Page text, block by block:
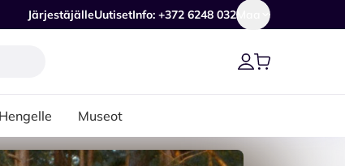
JärjestäjälleUutisetInfo: +372 6248 032Maa
Hengelle Museot